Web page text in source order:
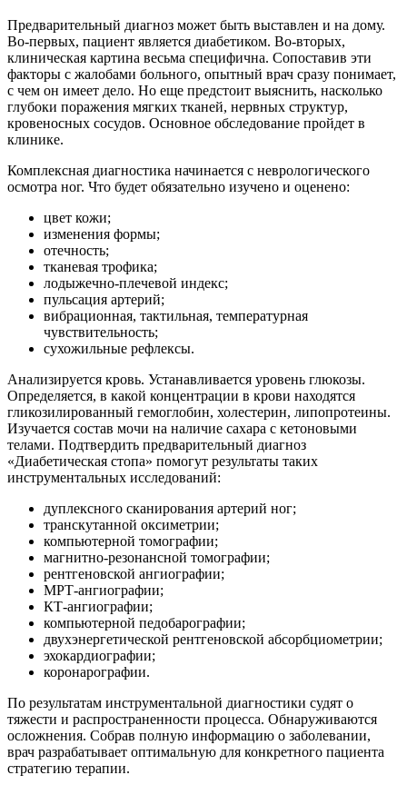
Предварительный диагноз может быть выставлен и на дому.
Во-первых, пациент является диабетиком. Во-вторых,
клиническая картина весьма специфична. Сопоставив эти
факторы с жалобами больного, опытный врач сразу понимает,
с чем он имеет дело. Но еще предстоит выяснить, насколько
глубоки поражения мягких тканей, нервных структур,
кровеносных сосудов. Основное обследование пройдет в
клинике.
Комплексная диагностика начинается с неврологического
осмотра ног. Что будет обязательно изучено и оценено:
цвет кожи;
изменения формы;
отечность;
тканевая трофика;
лодыжечно-плечевой индекс;
пульсация артерий;
вибрационная, тактильная, температурная
чувствительность;
сухожильные рефлексы.
Анализируется кровь. Устанавливается уровень глюкозы.
Определяется, в какой концентрации в крови находятся
гликозилированный гемоглобин, холестерин, липопротеины.
Изучается состав мочи на наличие сахара с кетоновыми
телами. Подтвердить предварительный диагноз
«Диабетическая стопа» помогут результаты таких
инструментальных исследований:
дуплексного сканирования артерий ног;
транскутанной оксиметрии;
компьютерной томографии;
магнитно-резонансной томографии;
рентгеновской ангиографии;
МРТ-ангиографии;
КТ-ангиографии;
компьютерной педобарографии;
двухэнергетической рентгеновской абсорбциометрии;
эхокардиографии;
коронарографии.
По результатам инструментальной диагностики судят о
тяжести и распространенности процесса. Обнаруживаются
осложнения. Собрав полную информацию о заболевании,
врач разрабатывает оптимальную для конкретного пациента
стратегию терапии.